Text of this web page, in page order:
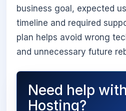
business goal, expected
timeline and required
plan helps avoid wrong
and unnecessary future
Need help
Hosting?